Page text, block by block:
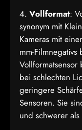
4. Vollformat:
synonym mit
Kameras mit
mm-Filmnegativs
bei schlechten
geringere
Sensoren. Sie
und schwerer